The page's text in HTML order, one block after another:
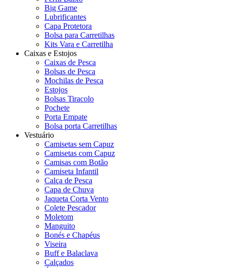
Big Game
Lubrificantes
Capa Protetora
Bolsa para Carretilhas
Kits Vara e Carretilha
Caixas e Estojos
Caixas de Pesca
Bolsas de Pesca
Mochilas de Pesca
Estojos
Bolsas Tiracolo
Pochete
Porta Empate
Bolsa porta Carretilhas
Vestuário
Camisetas sem Capuz
Camisetas com Capuz
Camisas com Botão
Camiseta Infantil
Calça de Pesca
Capa de Chuva
Jaqueta Corta Vento
Colete Pescador
Moletom
Manguito
Bonés e Chapéus
Viseira
Buff e Balaclava
Calçados